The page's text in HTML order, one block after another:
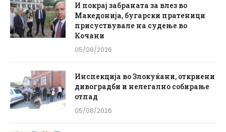
И покрај забраната за влез во
Македонија, бугарски пратеници
присуствувале на судење во
Кочани
05/08/2026
Инспекција во Злокуќани, откриени
дивоградби и нелегално собирање
отпад
05/08/2026